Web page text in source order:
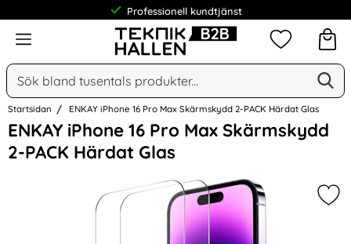
Professionell kundtjänst
Meny
Sök
Sök på Narse Group AB
Mina
Startsidan ENKAY iPhone 16 Pro Max Skärmskydd 2-PACK Härdat Glas
ENKAY iPhone 16 Pro Max Skärmskydd
2-PACK Härdat Glas
Hoppa
över
Bilder